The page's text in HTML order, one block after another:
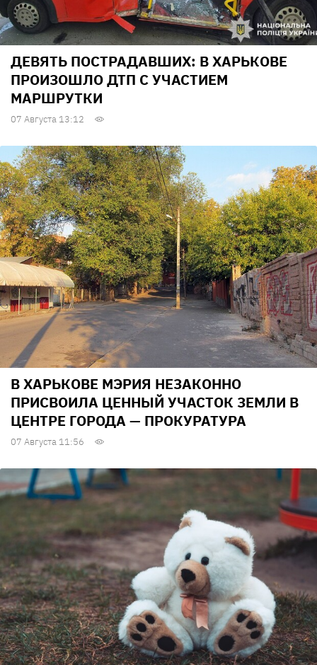
ДЕВЯТЬ ПОСТРАДАВШИХ: В ХАРЬКОВЕ
ПРОИЗОШЛО ДТП С УЧАСТИЕМ
МАРШРУТКИ
07 Августа 13:12
В ХАРЬКОВЕ МЭРИЯ НЕЗАКОННО
ПРИСВОИЛА ЦЕННЫЙ УЧАСТОК ЗЕМЛИ В
ЦЕНТРЕ ГОРОДА — ПРОКУРАТУРА
07 Августа 11:56